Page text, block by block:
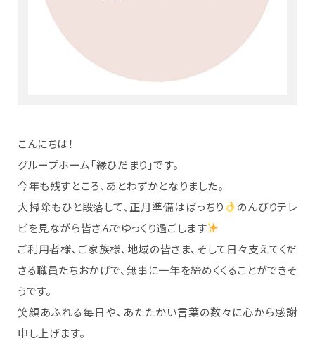
こんにちは！
グループホーム「縁ひだまり」です。
今年も残すところ、あとわずかとなりました。
大掃除もひと段落して、正月準備はばっちり
のんびりテレ
ビを見ながら皆さんでゆっくり過ごします
ご利用者様、ご家族様、地域の皆さま、そして日々支えてくだ
さる職員たちおかげで、無事に一年を締めくくることができそ
うです。
笑顔あふれる毎日や、あたたかい言葉の数々に心から感謝
申し上げます。